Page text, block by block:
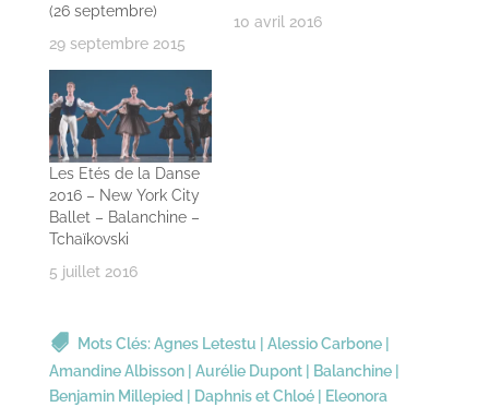
(26 septembre)
29 septembre 2015
10 avril 2016
Les Etés de la Danse
2016 – New York City
Ballet – Balanchine –
Tchaïkovski
5 juillet 2016
Mots Clés:Agnes Letestu Alessio Carbone|
Amandine Albisson| Aurélie Dupont| Balanchine|
Benjamin Millepied
Daphnis et Chloé|
Eleonora